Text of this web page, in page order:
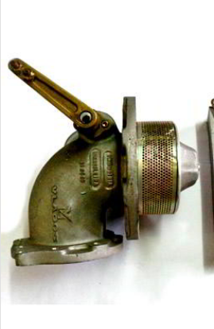
ASISTENCIA EN RUTA
NUESTROS VIAJES
NOTICIAS
NOSOTROS
HISTORIA , MISIÓN Y VISIÓN
NUESTRO EQUIPO DE TRABAJO
CONTACTO